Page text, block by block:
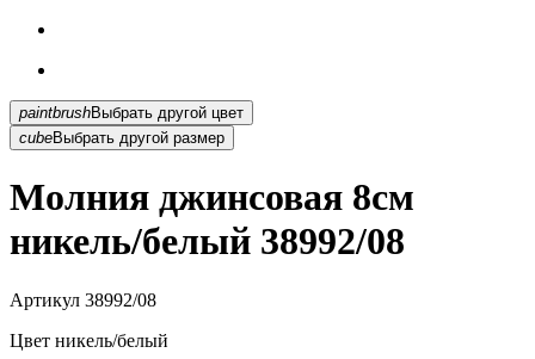
paintbrush
Выбрать другой цвет
cubeВыбрать другой размер
Молния джинсовая 8см
никель/белый 38992/08
Артикул 38992/08
Цвет никель/белый